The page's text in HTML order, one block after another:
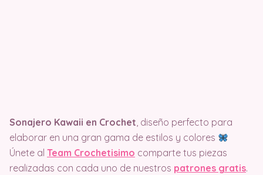
Sonajero Kawaii en Crochet, diseño perfecto para
elaborar en una gran gama de estilos y colores
Únete al Team Crochetisimo comparte tus piezas
realizadas con cada uno de nuestros patrones gratis.